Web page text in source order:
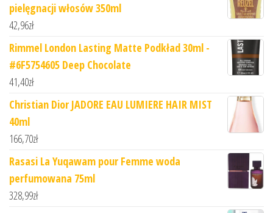
pielęgnacji włosów 350ml
42,96zł
Rimmel London Lasting Matte Podkład 30ml -
#6F5754605 Deep Chocolate
41,40zł
Christian Dior JADORE EAU LUMIERE HAIR MIST
40ml
166,70zł
Rasasi La Yuqawam pour Femme woda
perfumowana 75ml
328,99zł